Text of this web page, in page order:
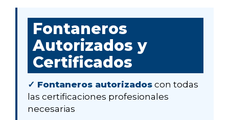
Fontaneros
Autorizados y
Certificados
✓ Fontaneros autorizados con todas
las certificaciones profesionales
necesarias